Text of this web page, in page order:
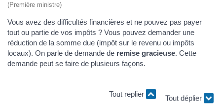
(Première ministre)
Vous avez des difficultés financières et ne pouvez pas payer
tout ou partie de vos impôts ? Vous pouvez demander une
réduction de la somme due (impôt sur le revenu ou impôts
locaux). On parle de demande de remise gracieuse. Cette
demande peut se faire de plusieurs façons.
Tout replier
Tout déplier